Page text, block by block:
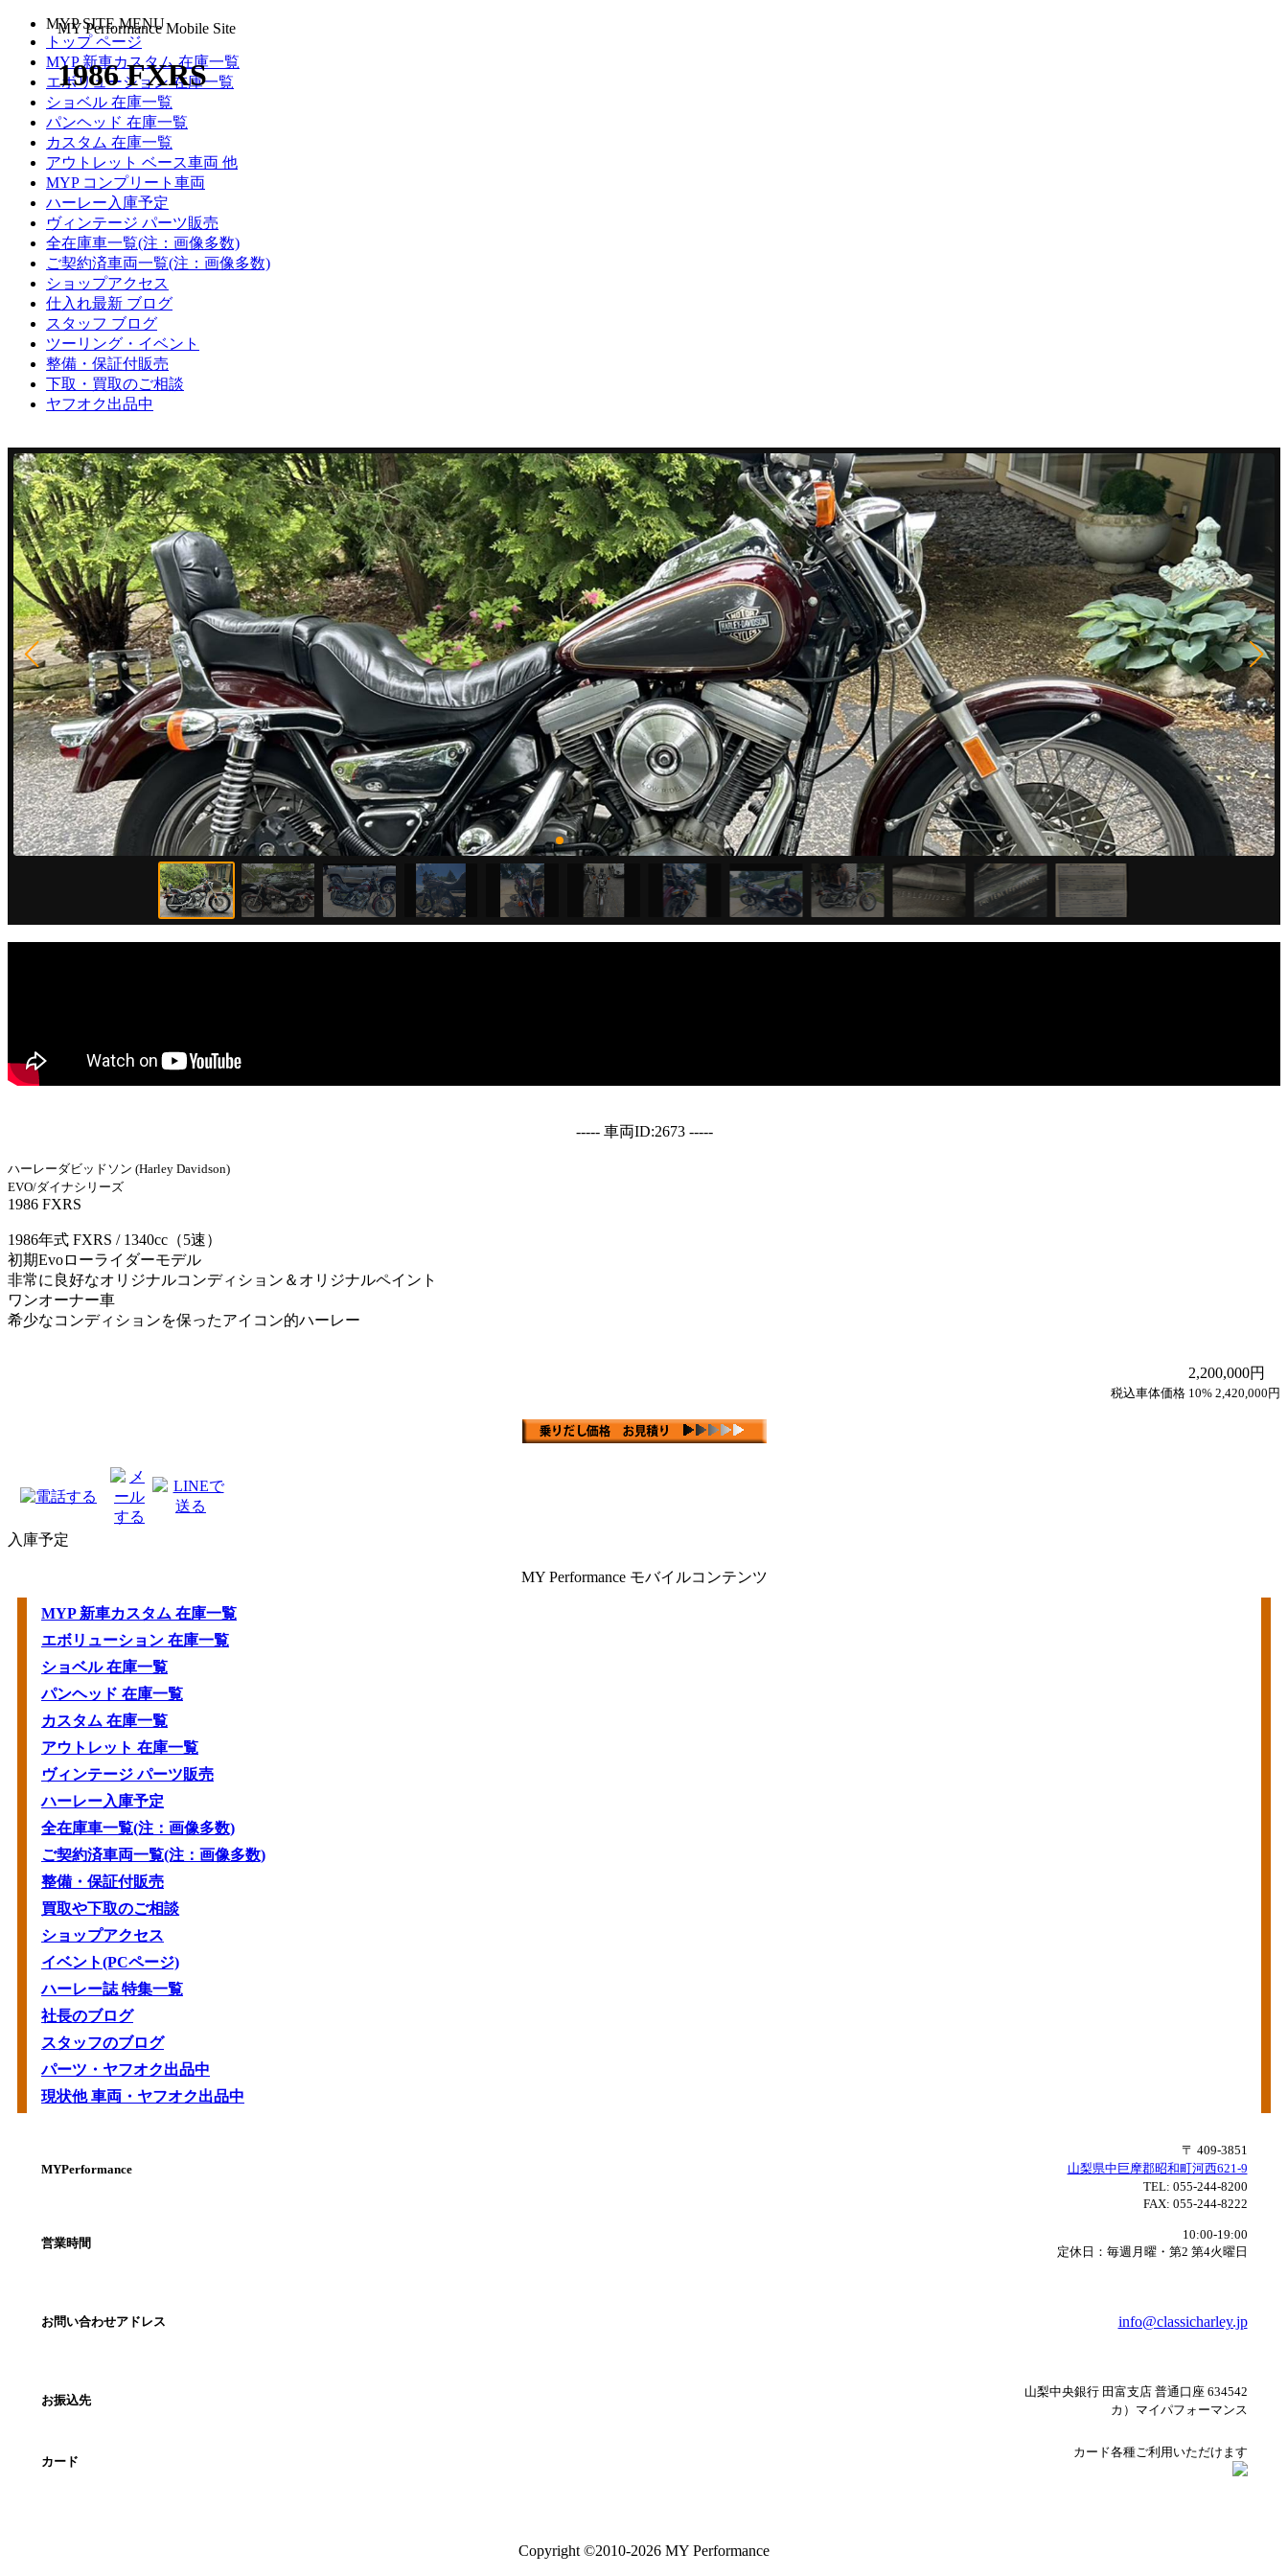
MYP SITE MENU
トップ ページ
MYP 新車カスタム 在庫一覧
エボリューション 在庫一覧
ショベル 在庫一覧
パンヘッド 在庫一覧
カスタム 在庫一覧
アウトレット ベース車両 他
MYP コンプリート車両
ハーレー入庫予定
ヴィンテージ パーツ販売
全在庫車一覧(注：画像多数)
ご契約済車両一覧(注：画像多数)
ショップアクセス
仕入れ最新 ブログ
スタッフ ブログ
ツーリング・イベント
整備・保証付販売
下取・買取のご相談
ヤフオク出品中
MY Performance Mobile Site
1986 FXRS
----- 車両ID:2673 -----
ハーレーダビッドソン (Harley Davidson)
EVO/ダイナシリーズ
1986 FXRS
1986年式 FXRS / 1340cc（5速）
初期Evoローライダーモデル
非常に良好なオリジナルコンディション＆オリジナルペイント
ワンオーナー車
希少なコンディションを保ったアイコン的ハーレー
2,200,000円
税込車体価格 10% 2,420,000円
入庫予定
MY Performance モバイルコンテンツ
MYP 新車カスタム 在庫一覧
エボリューション 在庫一覧
ショベル 在庫一覧
パンヘッド 在庫一覧
カスタム 在庫一覧
アウトレット 在庫一覧
ヴィンテージ パーツ販売
ハーレー入庫予定
全在庫車一覧(注：画像多数)
ご契約済車両一覧(注：画像多数)
整備・保証付販売
買取や下取のご相談
ショップアクセス
イベント(PCページ)
ハーレー誌 特集一覧
社長のブログ
スタッフのブログ
パーツ・ヤフオク出品中
現状他 車両・ヤフオク出品中
MYPerformance
〒 409-3851
山梨県中巨摩郡昭和町河西621-9
TEL: 055-244-8200
FAX: 055-244-8222
営業時間
10:00-19:00
定休日：毎週月曜・第2 第4火曜日
お問い合わせアドレス info@classicharley.jp
お振込先
山梨中央銀行 田富支店 普通口座 634542
カ）マイパフォーマンス
カード
カード各種ご利用いただけます
Copyright ©2010-2026 MY Performance